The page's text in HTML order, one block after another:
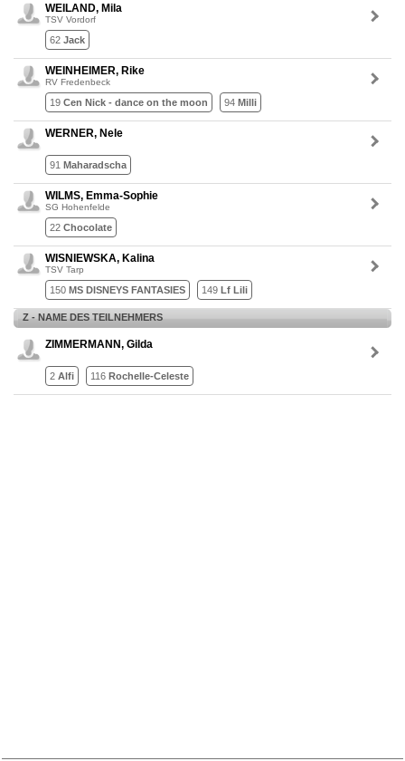
WEILAND, Mila
TSV Vordorf
62 Jack
WEINHEIMER, Rike
RV Fredenbeck
19 Cen Nick - dance on the moon 94 Milli
WERNER, Nele
91 Maharadscha
WILMS, Emma-Sophie
SG Hohenfelde
22 Chocolate
WISNIEWSKA, Kalina
TSV Tarp
150 MS DISNEYS FANTASIES 149 Lf Lili
Z - NAME DES TEILNEHMERS
ZIMMERMANN, Gilda
2 Alfi 116 Rochelle-Celeste